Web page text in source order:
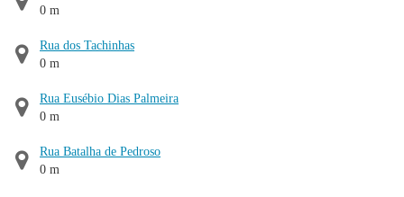
0 m
Rua dos Tachinhas
0 m
Rua Eusébio Dias Palmeira
0 m
Rua Batalha de Pedroso
0 m